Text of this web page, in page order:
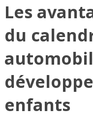
Les
du
enfants